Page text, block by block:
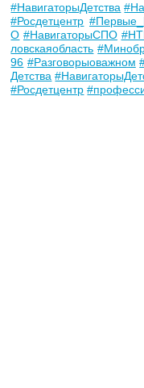
#НавигаторыДетства
#Росдетцентр
О #НавигаторыСПО
ловскаяобласть
96 #Разговорыоважном
Детства
#Росдетцентр